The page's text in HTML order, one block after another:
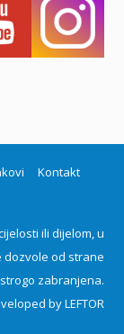
Kontakt
ili dijelom, u
dozvole od strane
zabranjena.
byLEFTOR